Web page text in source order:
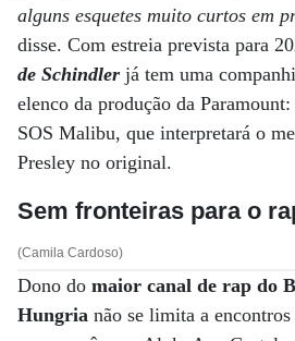
alguns esquetes muito curtos em
disse. Com estreia prevista para
de Schindler já tem uma
elenco da produção da
SOS Malibu, que interpretará o
Presley no original.
Sem fronteiras para o
(Camila Cardoso)
Dono do maior canal de rap do
Hungria não se limita a